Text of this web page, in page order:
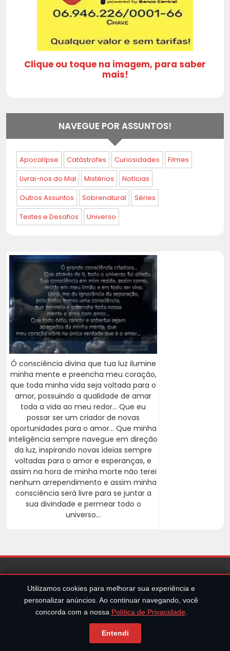
Clique ou toque na imagem, para saber
mais!
NAVEGUE POR ASSUNTOS!
Apocalípse Catástrofes Curiosidades Filmes
Livrai-nos do Mal Mistérios Notícias
Outros Assuntos Sobrenatural Séries
Testes e Desafios Universo
Ó consciência divina que tua luz ilumine
minha mente e preencha meu coração,
que toda minha vida seja voltada para o
amor, possuindo a qualidade de amar
toda a vida ao meu redor... Que eu
possar ser um criador de novas
oportunidades para o amor... Que minha
inteligência sempre navegue em direção
da luz, inspirando novas ideias sempre
voltadas para o amor e esperanças, e
assim na hora de minha morte não terei
nenhum arrependimento e assim minha
consciência será livre para se juntar a
sua divindade e permear todo o
universo...
Política de Privacidade e Cookies
Quem Somos
Utilizamos cookies para melhorar sua experiência e
personalizar anúncios. Ao continuar navegando, você
concorda com a nossa Política de Privacidade.
Entendi